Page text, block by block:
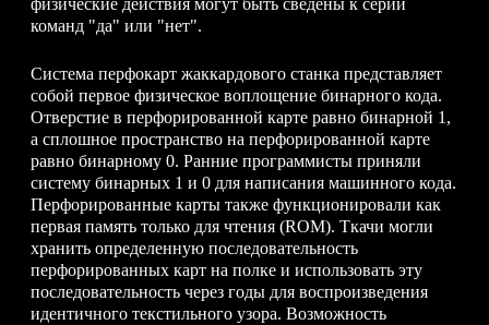
физические действия могут быть сведены к серии
команд "да" или "нет".
Система перфокарт жаккардового станка представляет
собой первое физическое воплощение бинарного кода.
Отверстие в перфорированной карте равно бинарной 1,
а сплошное пространство на перфорированной карте
равно бинарному 0. Ранние программисты приняли
систему бинарных 1 и 0 для написания машинного кода.
Перфорированные карты также функционировали как
первая память только для чтения (ROM). Ткачи могли
хранить определенную последовательность
перфорированных карт на полке и использовать эту
последовательность через годы для воспроизведения
идентичного текстильного узора. Возможность